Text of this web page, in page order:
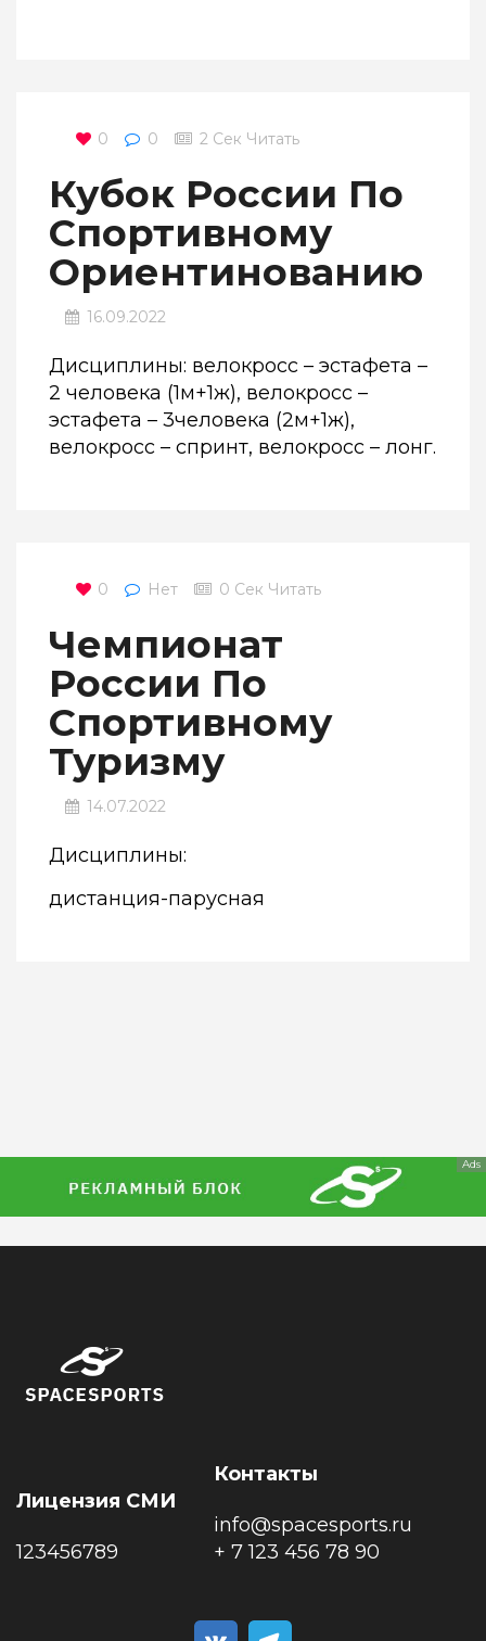
0 0 2 Сек Читать
Кубок России По
Спортивному
Ориентинованию
16.09.2022
Дисциплины: велокросс – эстафета –
2 человека (1м+1ж), велокросс –
эстафета – 3человека (2м+1ж),
велокросс – спринт, велокросс – лонг.
0 Нет 0 Сек Читать
Чемпионат
России По
Спортивному
Туризму
14.07.2022
Дисциплины:
дистанция-парусная
Ads
Лицензия СМИ
123456789
Контакты
info@spacesports.ru
+ 7 123 456 78 90